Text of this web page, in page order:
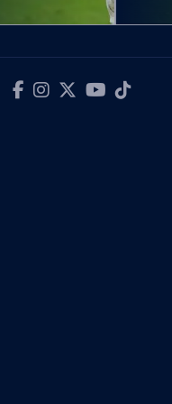
| Lazio
post